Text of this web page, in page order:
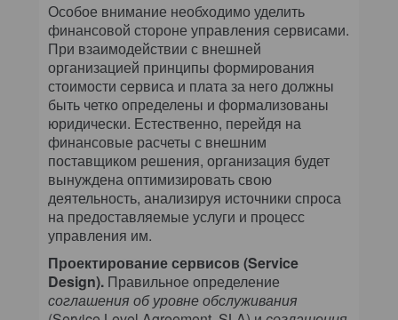
Особое внимание необходимо уделить
финансовой стороне управления сервисами.
При взаимодействии с внешней
организацией принципы формирования
стоимости сервиса и плата за него должны
быть четко определены и формализованы
юридически. Естественно, перейдя на
финансовые расчеты с внешним
поставщиком решения, организация будет
вынуждена оптимизировать свою
деятельность, анализируя источники спроса
на предоставляемые услуги и процесс
управления им.
Проектирование сервисов (Service
Design). Правильное определение
соглашения об уровне обслуживания